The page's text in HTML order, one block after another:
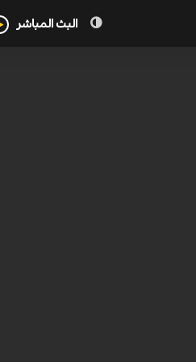
البث المباشر